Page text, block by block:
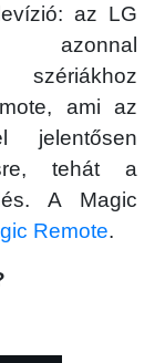
az LG
azonnal
ami az
jelentősen
tehát a
A Magic
Remote.